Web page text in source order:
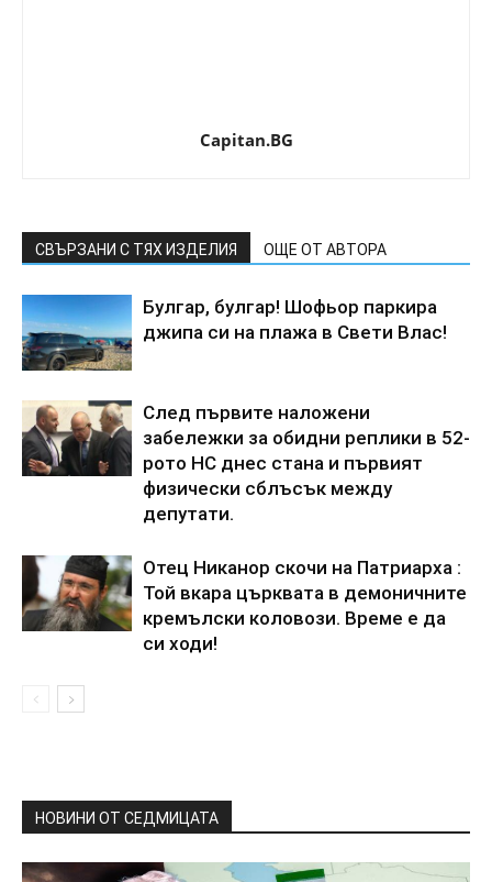
Capitan.BG
СВЪРЗАНИ С ТЯХ ИЗДЕЛИЯ ОЩЕ ОТ АВТОРА
Булгар, булгар! Шофьор паркира
джипа си на плажа в Свети Влас!
След първите наложени
забележки за обидни реплики в 52-
рото НС днес стана и първият
физически сблъсък между
депутати.
Отец Никанор скочи на Патриарха :
Той вкара църквата в демоничните
кремълски коловози. Време е да
си ходи!
НОВИНИ ОТ СЕДМИЦАТА